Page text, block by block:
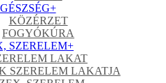
+
KÖZÉRZET
FOGYÓKÚRA
SZERELEM+
LAKAT
SZERELEM LAKATJA